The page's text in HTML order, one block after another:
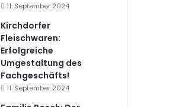
11. September 2024
Kirchdorfer
Fleischwaren:
Erfolgreiche
Umgestaltung des
Fachgeschäfts!
11. September 2024